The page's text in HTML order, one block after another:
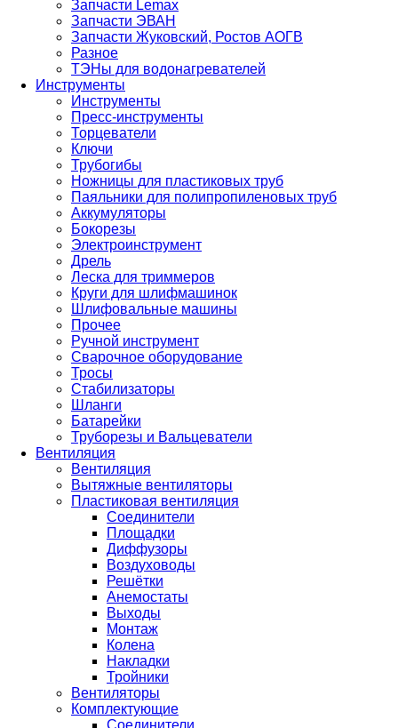
Запчасти Lemax
Запчасти ЭВАН
Запчасти Жуковский, Ростов АОГВ
Разное
ТЭНы для водонагревателей
Инструменты
Инструменты
Пресс-инструменты
Торцеватели
Ключи
Трубогибы
Ножницы для пластиковых труб
Паяльники для полипропиленовых труб
Аккумуляторы
Бокорезы
Электроинструмент
Дрель
Леска для триммеров
Круги для шлифмашинок
Шлифовальные машины
Прочее
Ручной инструмент
Сварочное оборудование
Тросы
Стабилизаторы
Шланги
Батарейки
Труборезы и Вальцеватели
Вентиляция
Вентиляция
Вытяжные вентиляторы
Пластиковая вентиляция
Соединители
Площадки
Диффузоры
Воздуховоды
Решётки
Анемостаты
Выходы
Монтаж
Колена
Накладки
Тройники
Вентиляторы
Комплектующие